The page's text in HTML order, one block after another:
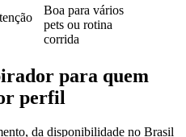
Boa para vários
pets ou rotina
corrida
para quem
perfil
da disponibilidade no Brasil